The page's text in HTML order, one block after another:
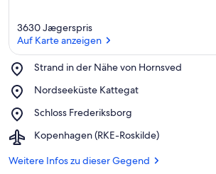
3630 Jægerspris
Auf Karte anzeigen
Strand in der Nähe von Hornsved
Place,
in
Nähe
von
Hornsved
Nordseeküste Kattegat
Place,
Kattegat
Schloss Frederiksborg
Place,
Frederiksborg
Kopenhagen (RKE-Roskilde)
Airport,
(RKE-
Weitere Infos zu dieser Gegend